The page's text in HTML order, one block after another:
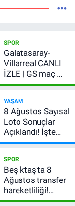
SPOR
Galatasaray-
Villarreal CANLI
İZLE | GS maçı
hangi kanalda,
YAŞAM
8 Ağustos Sayısal
Loto Sonuçları
Açıklandı! İşte
Kazandıran 6
SPOR
Beşiktaş’ta 8
Ağustos transfer
hareketliliği!
Yönetim 5 bölge